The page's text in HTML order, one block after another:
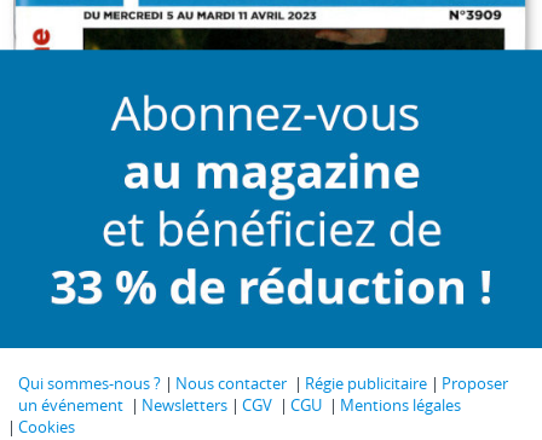
Qui sommes-nous ? Nous contacter Régie publicitaire
Proposer
un événement
Newsletters CGV CGU
Mentions légales
Cookies